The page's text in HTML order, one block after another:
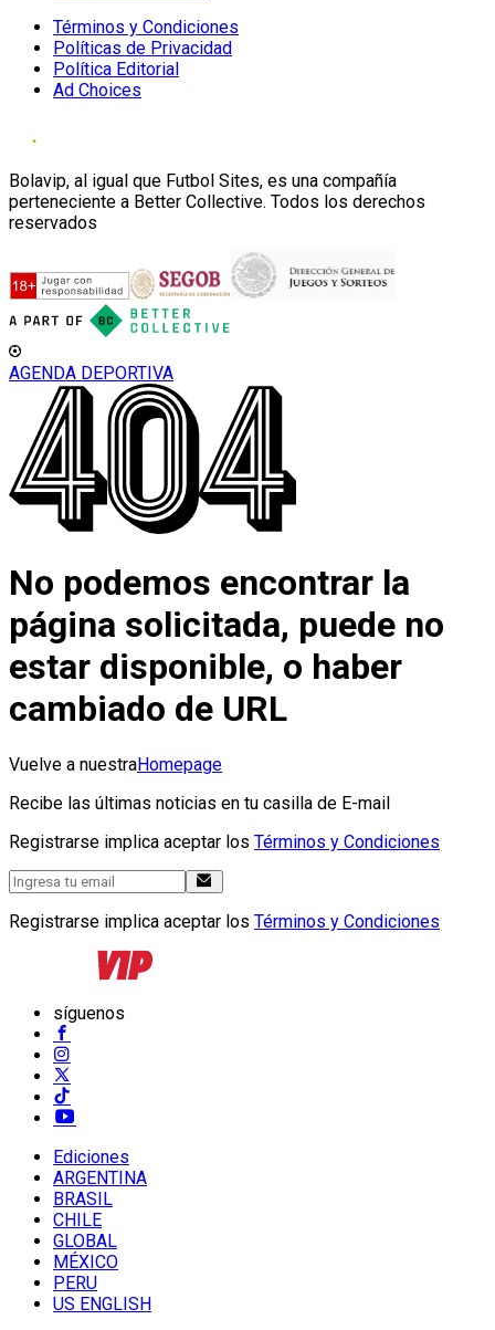
Términos y Condiciones
Políticas de Privacidad
Política Editorial
Ad Choices
Bolavip, al igual que Futbol Sites, es una compañía
perteneciente a Better Collective. Todos los derechos
reservados
AGENDA DEPORTIVA
No podemos encontrar la
página solicitada, puede no
estar disponible, o haber
cambiado de URL
Vuelve a nuestraHomepage
Recibe las últimas noticias en tu casilla de E-mail
Registrarse implica aceptar los Términos y Condiciones
Registrarse implica aceptar los Términos y Condiciones
síguenos
Ediciones
ARGENTINA
BRASIL
CHILE
GLOBAL
MÉXICO
PERU
US ENGLISH